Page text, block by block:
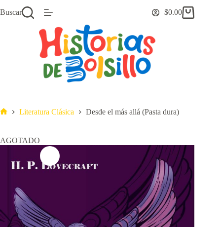
al
Buscar
Carro
$0.00
Literatura Clásica Desde el más allá (Pasta dura)
AGOTADO